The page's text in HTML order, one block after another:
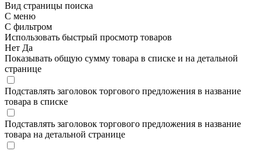
Вид страницы поиска
С меню
С фильтром
Использовать быстрый просмотр товаров
Нет Да
Показывать общую сумму товара в списке и на детальной
странице
Подставлять заголовок торгового предложения в название
товара в списке
Подставлять заголовок торгового предложения в название
товара на детальной странице